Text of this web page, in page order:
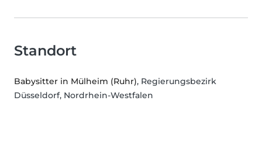
Standort
Babysitter in Mülheim (Ruhr), Regierungsbezirk
Düsseldorf, Nordrhein-Westfalen